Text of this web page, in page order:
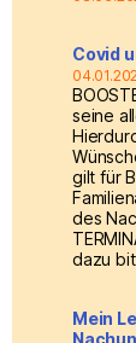
Covid
seine
gilt für
des
dazu
Mein